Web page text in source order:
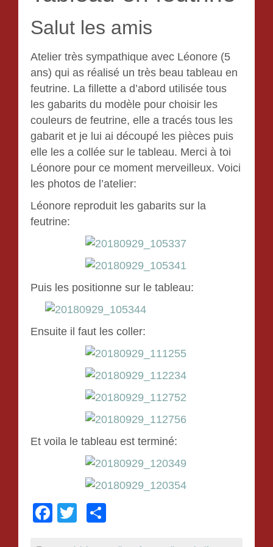
Salut les amis
Atelier très sympathique avec Léonore (5
ans) qui as réalisé un très beau tableau en
feutrine. La fillette a d’abord utilisée tous
les gabarits du modèle pour choisir les
couleurs de feutrine, elle a tracés tous les
gabarit et je lui ai découpé les pièces puis
elle les a collée sur le tableau. Merci à toi
Léonore pour ce moment merveilleux. Voici
les photos de l’atelier:
Léonore reproduit les gabarits sur la
feutrine:
Puis les positionne sur le tableau:
Ensuite il faut les coller:
Et voila le tableau est terminé:
F